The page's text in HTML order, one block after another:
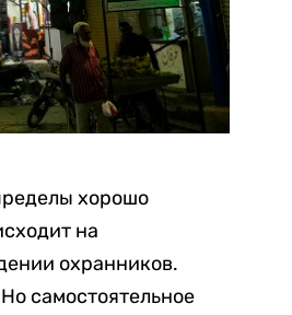
хорошо
на
охранников.
самостоятельное